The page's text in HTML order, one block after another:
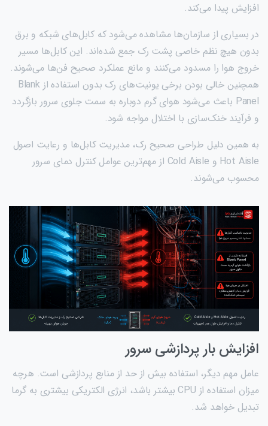
افزایش پیدا می‌کند.
در بسیاری از سازمان‌ها مشاهده می‌شود که کابل‌های شبکه و برق
بدون هیچ نظم خاصی پشت رک جمع شده‌اند. این کابل‌ها مسیر
خروج هوا را مسدود می‌کنند و مانع عملکرد صحیح فن‌ها می‌شوند.
همچنین خالی بودن برخی یونیت‌های رک بدون استفاده از Blank
Panel باعث می‌شود هوای گرم دوباره به سمت جلوی سرور بازگردد
و فرآیند خنک‌سازی با اختلال مواجه شود.
به همین دلیل طراحی صحیح رک، مدیریت کابل‌ها و رعایت اصول
Hot Aisle و Cold Aisle از مهم‌ترین عوامل کنترل دمای سرور
محسوب می‌شوند.
افزایش بار پردازشی سرور
عامل مهم دیگر، استفاده بیش از حد از منابع پردازشی است. هرچه
میزان استفاده از CPU بیشتر باشد، انرژی الکتریکی بیشتری به گرما
تبدیل خواهد شد.